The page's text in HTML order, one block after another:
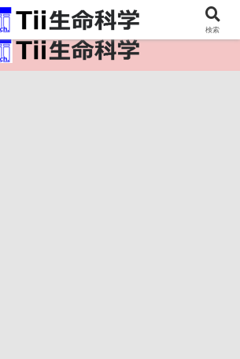
保健・生命・生物の情報インフラ。
検索